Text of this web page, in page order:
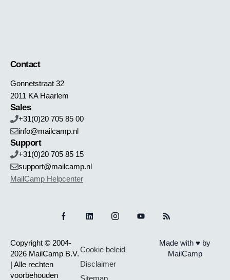
Contact
Gonnetstraat 32
2011 KA Haarlem
Sales
+31(0)20 705 85 00
info@mailcamp.nl
Support
+31(0)20 705 85 15
support@mailcamp.nl
MailCamp Helpcenter
Copyright © 2004-
2026 MailCamp B.V.
| Alle rechten
voorbehouden
Cookie beleid
Disclaimer
Sitemap
Made with ♥ by
MailCamp